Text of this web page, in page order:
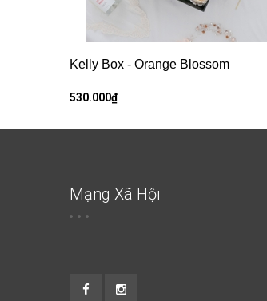
Kelly Box - Orange Blossom
530.000₫
Mạng Xã Hội